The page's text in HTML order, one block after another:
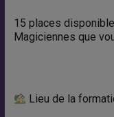
15 places
Magiciennes que
Lieu de la